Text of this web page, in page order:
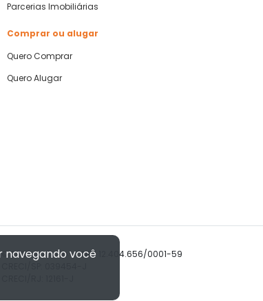
Parcerias Imobiliárias
Comprar ou alugar
Quero Comprar
Quero Alugar
© 2026 Imóvelp • CNPJ 12.404.656/0001-59
navegando você